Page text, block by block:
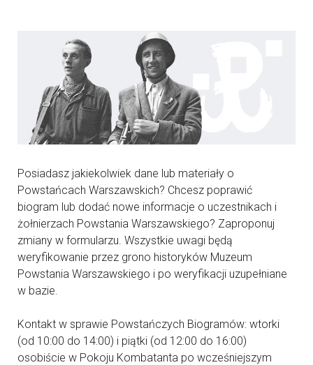
Posiadasz jakiekolwiek dane lub materiały o
Powstańcach Warszawskich? Chcesz poprawić
biogram lub dodać nowe informacje o uczestnikach i
żołnierzach Powstania Warszawskiego? Zaproponuj
zmiany w formularzu. Wszystkie uwagi będą
weryfikowanie przez grono historyków Muzeum
Powstania Warszawskiego i po weryfikacji uzupełniane
w bazie.
Kontakt w sprawie Powstańczych Biogramów: wtorki
(od 10:00 do 14:00) i piątki (od 12:00 do 16:00)
osobiście w Pokoju Kombatanta po wcześniejszym